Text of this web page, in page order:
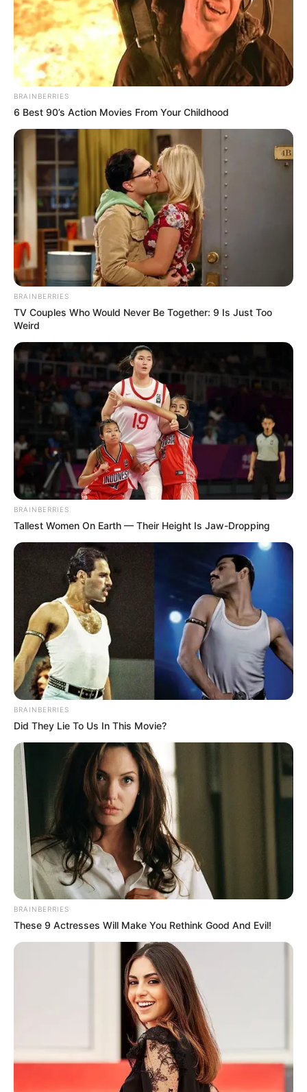
TAGS
ΘΑΝΑΤΟΣ
ΟΚΤΩΝΙΑ ΝΕΑ
ΤΑΥΤΟΤΗΤΑ ΚΑΙ ΕΠΙΚΟΙΝΩΝΙΑ
BRAINBERRIES
6 Best 90’s Action Movies From Your Childhood
BRAINBERRIES
TV Couples Who Would Never Be Together: 9 Is Just Too
Weird
BRAINBERRIES
Tallest Women On Earth — Their Height Is Jaw-Dropping
BRAINBERRIES
Did They Lie To Us In This Movie?
BRAINBERRIES
These 9 Actresses Will Make You Rethink Good And Evil!